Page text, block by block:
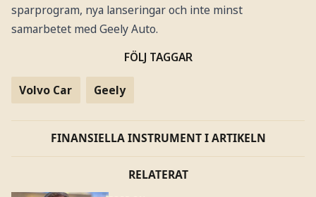
sparprogram, nya lanseringar och inte minst
samarbetet med Geely Auto.
FÖLJ TAGGAR
Volvo Car Geely
FINANSIELLA INSTRUMENT I ARTIKELN
RELATERAT